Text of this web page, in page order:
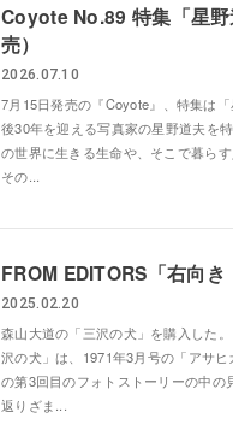
Coyote No.89 特集「星
売）
2026.07.10
7月15日発売の『Coyote』、特集は
後30年を迎える写真家の星野道夫を
の世界に生きる生命や、そこで暮ら
その...
FROM EDITORS「右向
2025.02.20
森山大道の「三沢の犬」を購入した
沢の犬」は、1971年3月号の「アサ
の第3回目のフォトストーリーの中の
返りざま...